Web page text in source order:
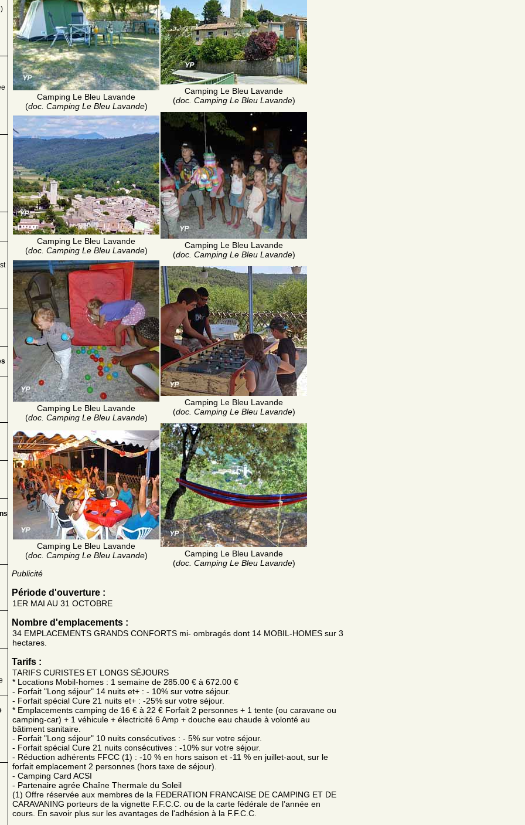
Camping Le Bleu Lavande
(doc. Camping Le Bleu Lavande)
Camping Le Bleu Lavande
(doc. Camping Le Bleu Lavande)
Camping Le Bleu Lavande
(doc. Camping Le Bleu Lavande)
Camping Le Bleu Lavande
(doc. Camping Le Bleu Lavande)
Camping Le Bleu Lavande
(doc. Camping Le Bleu Lavande)
Camping Le Bleu Lavande
(doc. Camping Le Bleu Lavande)
Camping Le Bleu Lavande
(doc. Camping Le Bleu Lavande)
Camping Le Bleu Lavande
(doc. Camping Le Bleu Lavande)
Publicité
Période d'ouverture :
1ER MAI AU 31 OCTOBRE
Nombre d'emplacements :
34 EMPLACEMENTS GRANDS CONFORTS mi- ombragés dont 14 MOBIL-HOMES sur 3
hectares.
Tarifs :
TARIFS CURISTES ET LONGS SÉJOURS
* Locations Mobil-homes : 1 semaine de 285.00 € à 672.00 €
- Forfait "Long séjour" 14 nuits et+ : - 10% sur votre séjour.
- Forfait spécial Cure 21 nuits et+ : -25% sur votre séjour.
* Emplacements camping de 16 € à 22 € Forfait 2 personnes + 1 tente (ou caravane ou
camping-car) + 1 véhicule + électricité 6 Amp + douche eau chaude à volonté au
bâtiment sanitaire.
- Forfait "Long séjour" 10 nuits consécutives : - 5% sur votre séjour.
- Forfait spécial Cure 21 nuits consécutives : -10% sur votre séjour.
- Réduction adhérents FFCC (1) : -10 % en hors saison et -11 % en juillet-aout, sur le
forfait emplacement 2 personnes (hors taxe de séjour).
- Camping Card ACSI
- Partenaire agrée Chaîne Thermale du Soleil
(1) Offre réservée aux membres de la FEDERATION FRANCAISE DE CAMPING ET DE
CARAVANING porteurs de la vignette F.F.C.C. ou de la carte fédérale de l’année en
cours. En savoir plus sur les avantages de l'adhésion à la F.F.C.C.